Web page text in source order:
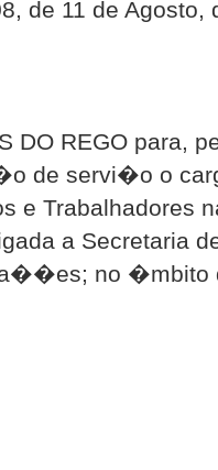
de 11 de Agosto,
DO REGO para,
de servi�o o
e Trabalhadores
a Secretaria
no �mbito